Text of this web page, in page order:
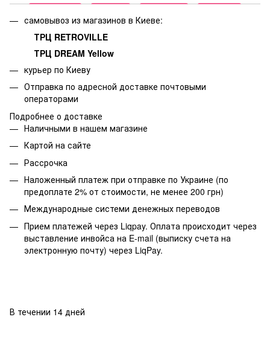
самовывоз из магазинов в Киеве:
ТРЦ RETROVILLE
ТРЦ DREAM Yellow
курьер по Киеву
Отправка по адресной доставке почтовыми
операторами
Подробнее о доставке
Наличными в нашем магазине
Картой на сайте
Рассрочка
Наложенный платеж при отправке по Украине (по
предоплате 2% от стоимости, не менее 200 грн)
Международные системи денежных переводов
Прием платежей через Liqpay. Оплата происходит через
выставление инвойса на E-mail (выписку счета на
электронную почту) через LiqPay.
В течении 14 дней